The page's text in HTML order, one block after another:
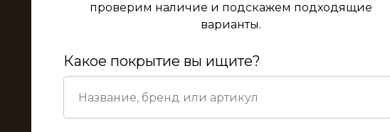
проверим наличие и подскажем подходящие
варианты.
Какое покрытие вы ищите?